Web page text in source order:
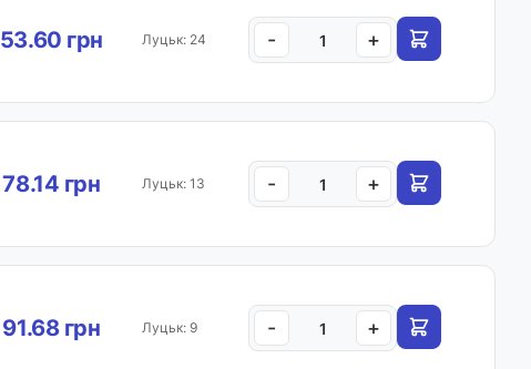
53.60 грн Луцьк: 24 - +
78.14 грн Луцьк: 13 - +
91.68 грн Луцьк: 9 - +